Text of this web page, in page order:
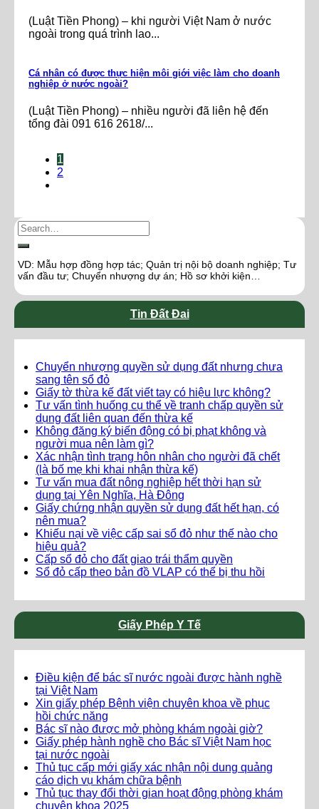
(Luật Tiền Phong) – khi người Việt Nam ở nước
ngoài trong quá trình lao...
Cá nhân có được thực hiện môi giới việc làm cho doanh
nghiệp ở nước ngoài?
(Luật Tiền Phong) – nhiều người đã liên hệ đến
tổng đài 091 616 2618/...
1
2
VD: Mẫu hợp đồng hợp tác; Quản trị nội bộ doanh nghiệp; Tư
vấn đầu tư; Chuyển nhượng dự án; Hồ sơ khởi kiện…
Tin Đất Đai
Chuyển nhượng quyền sử dụng đất nhưng chưa
sang tên sổ đỏ
Giấy tờ thừa kế đất viết tay có hiệu lực không?
Tư vấn tình huống cụ thể về tranh chấp quyền sử
dụng đất liên quan đến thừa kế
Không đăng ký biến động có bị phạt không và
người mua nên làm gì?
Xác nhận tình trạng hôn nhân cho người đã chết
(là bố mẹ khi khai nhận thừa kế)
Tư vấn mua đất nông nghiệp hết thời hạn sử
dụng tại Yên Nghĩa, Hà Đông
Giấy chứng nhận quyền sử dụng đất hết hạn, có
nên mua?
Khiếu nại về việc cấp sai sổ đỏ như thế nào cho
hiệu quả?
Cấp sổ đỏ cho đất giao trái thẩm quyền
Sổ đỏ cấp theo bản đồ VLAP có thể bị thu hồi
Giấy Phép Y Tế
Điều kiện để bác sĩ nước ngoài được hành nghề
tại Việt Nam
Xin giấy phép Bệnh viện chuyên khoa về phục
hồi chức năng
Bác sĩ nào được mở phòng khám ngoài giờ?
Giấy phép hành nghề cho Bác sĩ Việt Nam học
tại nước ngoài
Thủ tục cấp mới giấy xác nhận nội dung quảng
cáo dịch vụ khám chữa bệnh
Thủ tục thay đổi thời gian hoạt động phòng khám
chuyên khoa 2025